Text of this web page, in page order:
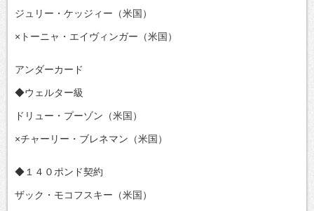
ジュリー・ケッジィー（米国）
×トーニャ・エイヴィンガー（米国）
アンダーカード
◆ウェルター級
ドリュー・プーゾン（米国）
×チャーリー・ブレネマン（米国）
◆１４０ポンド契約
ザック・モコフスキー（米国）